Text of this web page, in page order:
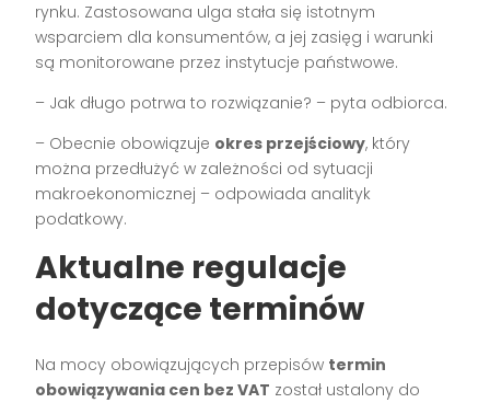
rynku. Zastosowana ulga stała się istotnym
wsparciem dla konsumentów, a jej zasięg i warunki
są monitorowane przez instytucje państwowe.
– Jak długo potrwa to rozwiązanie? – pyta odbiorca.
– Obecnie obowiązuje okres przejściowy, który
można przedłużyć w zależności od sytuacji
makroekonomicznej – odpowiada analityk
podatkowy.
Aktualne regulacje
dotyczące terminów
Na mocy obowiązujących przepisów termin
obowiązywania cen bez VAT został ustalony do